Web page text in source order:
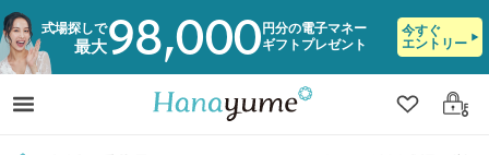
式場探しで
最大98,000 円分の電子マネー
ギフトプレゼント
今すぐ
エントリー
クリップ
ログ